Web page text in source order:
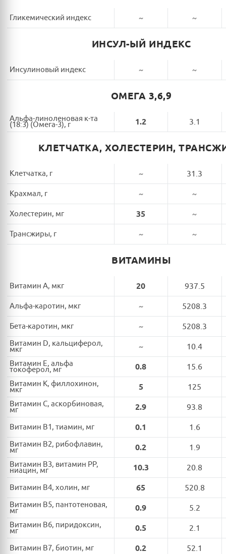
Гликемический индекс ~ ~
ИНСУЛ-ЫЙ ИНДЕКС
Инсулиновый индекс ~ ~
ОМЕГА 3,6,9
Альфа-линоленовая к-та
(18:3) (Омега-3), г 1.2 3.1
КЛЕТЧАТКА, ХОЛЕСТЕРИН,
Клетчатка, г ~ 31.3
Крахмал, г ~ ~
Холестерин, мг 35 ~
Трансжиры, г ~ ~
ВИТАМИНЫ
Витамин A, мкг 20 937.5
Альфа-каротин, мкг ~ 5208.3
Бета-каротин, мкг ~ 5208.3
Витамин D, кальциферол,
мкг ~ 10.4
Витамин E, альфа
токоферол, мг 0.8 15.6
Витамин K, филлохинон,
мкг 5 125
Витамин C, аскорбиновая,
мг 2.9 93.8
Витамин B1, тиамин, мг 0.1 1.6
Витамин B2, рибофлавин,
мг 0.2 1.9
Витамин B3, витамин PP,
ниацин, мг 10.3 20.8
Витамин B4, холин, мг 65 520.8
Витамин B5, пантотеновая,
мг 0.9 5.2
Витамин B6, пиридоксин,
мг 0.5 2.1
Витамин B7, биотин, мг 0.2 52.1